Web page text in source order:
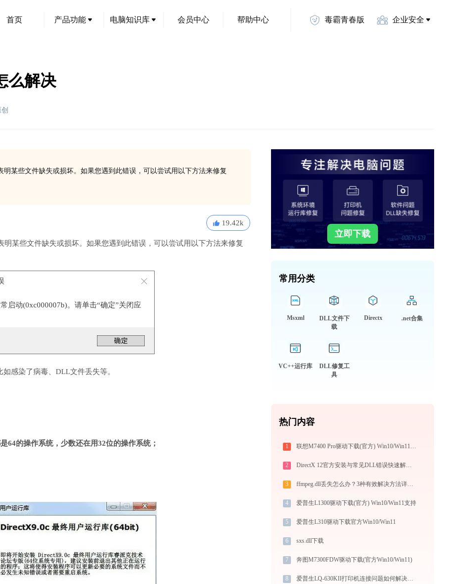
首页 产品功能 电脑知识库 会员中心 帮助中心 毒霸青春版 企业安全
么解决
明某些文件缺失或损坏。如果您遇到此错误，可以尝试用以下方法来修复
19.42k
明某些文件缺失或损坏。如果您遇到此错误，可以尝试用以下方法来修复
启动(0xc000007b)。请单击“确定”关闭应
如感染了病毒、DLL文件丢失等。
64的操作系统，少数还在用32位的操作系统；
立即下载
常用分类
Msxml
DLL文件下
载
Directx .net合集
VC++运行库
DLL修复工
具
热门内容
1 联想M7400 Pro驱动下载(官方) Win10/Win11支持
2 DirectX 12官方安装与常见DLL错误快速解决指南
3 ffmpeg.dll丢失怎么办？3种有效解决方法详解【免费教程】
4 爱普生L1300驱动下载(官方) Win10/Win11支持
5 爱普生L310驱动下载官方Win10/Win11
6 sxs.dll下载
7 奔图M7300FDW驱动下载(官方Win10/Win11)
8 爱普生LQ-630KII打印机连接问题如何解决？-金山毒霸